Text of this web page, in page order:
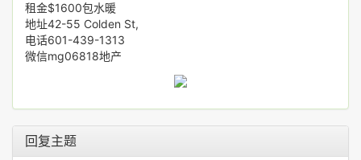
租金$1600包水暖
地址42-55 Colden St,
电话601-439-1313
微信mg06818地产
回复主题